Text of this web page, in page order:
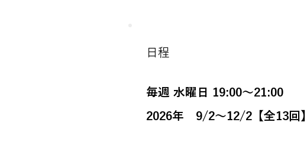
日程
毎週 水曜日 19:00～21:00
2026年 9/2～12/2【全13回】